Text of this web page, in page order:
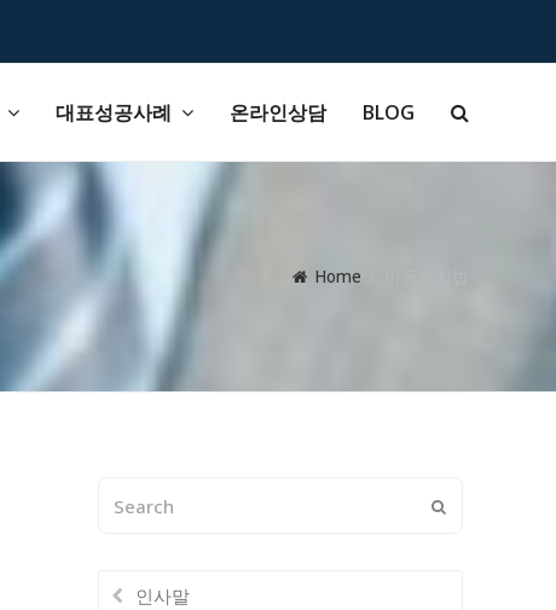
대표성공사례 온라인상담 BLOG
Home
인사말